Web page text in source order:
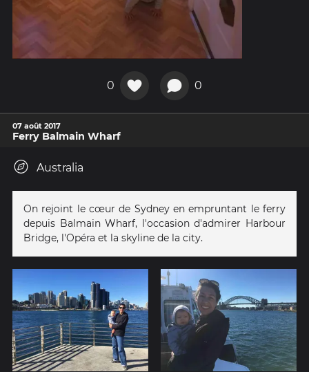
0 0
07 août 2017
Ferry Balmain Wharf
Australia
On rejoint le cœur de Sydney en empruntant le ferry
depuis Balmain Wharf, l'occasion d'admirer Harbour
Bridge, l'Opéra et la skyline de la city.